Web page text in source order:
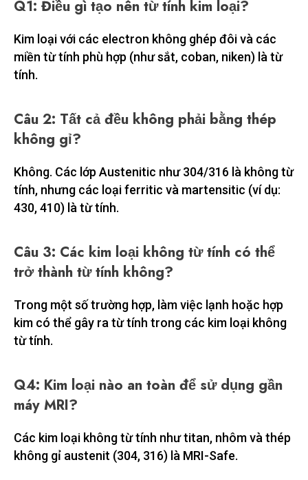
Q1: Điều gì tạo nên từ tính kim loại?
Kim loại với các electron không ghép đôi và các
miền từ tính phù hợp (như sắt, coban, niken) là từ
tính.
Câu 2: Tất cả đều không phải bằng thép
không gỉ?
Không. Các lớp Austenitic như 304/316 là không từ
tính, nhưng các loại ferritic và martensitic (ví dụ:
430, 410) là từ tính.
Câu 3: Các kim loại không từ tính có thể
trở thành từ tính không?
Trong một số trường hợp, làm việc lạnh hoặc hợp
kim có thể gây ra từ tính trong các kim loại không
từ tính.
Q4: Kim loại nào an toàn để sử dụng gần
máy MRI?
Các kim loại không từ tính như titan, nhôm và thép
không gỉ austenit (304, 316) là MRI-Safe.